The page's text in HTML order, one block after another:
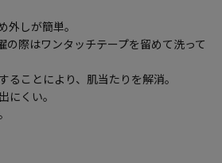
外しが簡単。
際はワンタッチテープを留めて洗って
ることにより、肌当たりを解消。
にくい。